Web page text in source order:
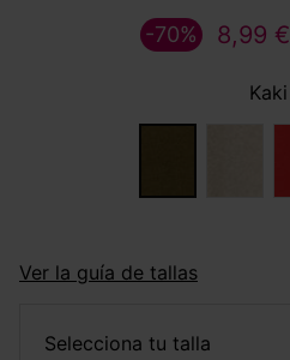
8,99 €
-70%
Kaki
Ver la guía de tallas
selecciona tu talla